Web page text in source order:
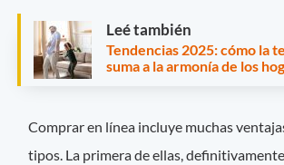
Leé también
Tendencias 2025: cómo la
suma a la armonía de los
Comprar en línea incluye muchas
tipos. La primera de ellas,